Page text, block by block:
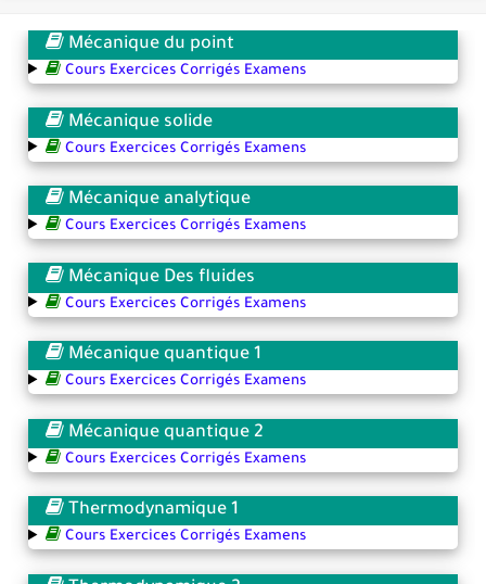
Mécanique du point
Cours Exercices Corrigés Examens
Mécanique solide
Cours Exercices Corrigés Examens
Mécanique analytique
Cours Exercices Corrigés Examens
Mécanique Des fluides
Cours Exercices Corrigés Examens
Mécanique quantique 1
Cours Exercices Corrigés Examens
Mécanique quantique 2
Cours Exercices Corrigés Examens
Thermodynamique 1
Cours Exercices Corrigés Examens